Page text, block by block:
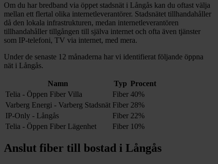
Om du har bredband via öppet stadsnät i Långås kan du oftast välja
mellan ett flertal olika internetleverantörer. Stadsnätet tillhandahåller
då den lokala infrastrukturen, medan internetleverantören
tillhandahåller tillgången till själva internet och ofta även tjänster
som IP-telefoni, TV via internet, med mera.
Under de senaste 12 månaderna har vi identifierat följande öppna
nät i Långås.
Namn Typ Procent
Telia - Öppen Fiber Villa
Fiber 40%
Varberg Energi - Varberg Stadsnät Fiber 28%
IP-Only - Långås
Fiber 22%
Telia - Öppen Fiber Lägenhet
Fiber 10%
Anslut fiber till bostad i Långås